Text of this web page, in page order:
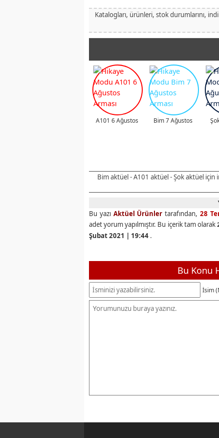
Katalogları, ürünleri, stok durumlarını,
A101 6 Ağustos Bim 7 Ağustos
Bim aktüel - A101 aktüel - Şok aktüel için
Bu yazı Aktüel Ürünler tarafından,28
adet yorum yapılmıştır. Bu içerik tam olarak
Şubat 2021 | 19:44 .
Bu Konu
İsim